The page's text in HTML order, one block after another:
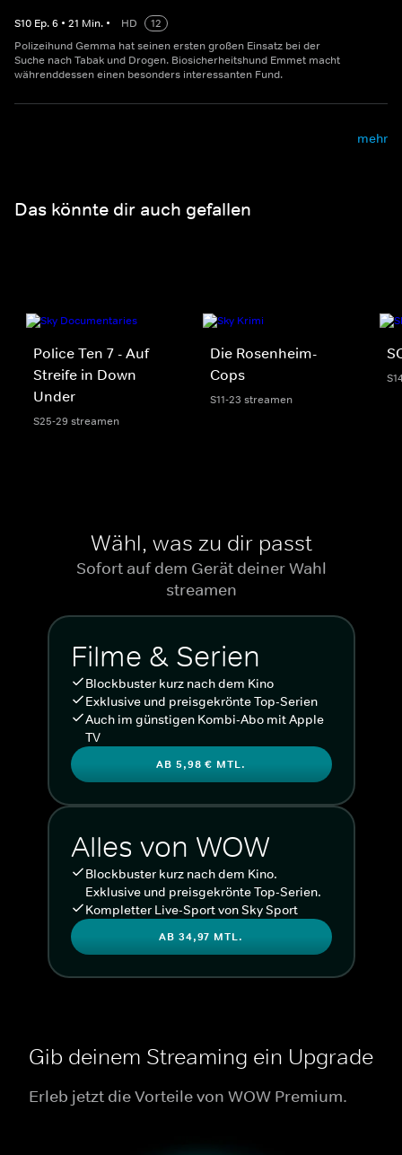
S10 Ep.6 • 21 Min. • HD
12
Polizeihund Gemma hat seinen ersten großen Einsatz bei der
Suche nach Tabak und Drogen. Biosicherheitshund Emmet macht
währenddessen einen besonders interessanten Fund.
mehr
Das könnte dir auch gefallen
Police Ten 7 - Auf
Streife in Down
Under
S25-29 streamen
Die Rosenheim-
Cops
S11-23 streamen
Wähl, was zu dir passt
Sofort auf dem Gerät deiner Wahl
streamen
Filme & Serien
Blockbuster kurz nach dem Kino
Exklusive und preisgekrönte Top-Serien
Auch im günstigen Kombi-Abo mit Apple
TV
AB 5,98 € MTL.
Alles von WOW
Blockbuster kurz nach dem Kino.
Exklusive und preisgekrönte Top-Serien.
Kompletter Live-Sport von Sky Sport
AB 34,97 MTL.
Gib deinem Streaming ein Upgrade
Erleb jetzt die Vorteile von WOW Premium.